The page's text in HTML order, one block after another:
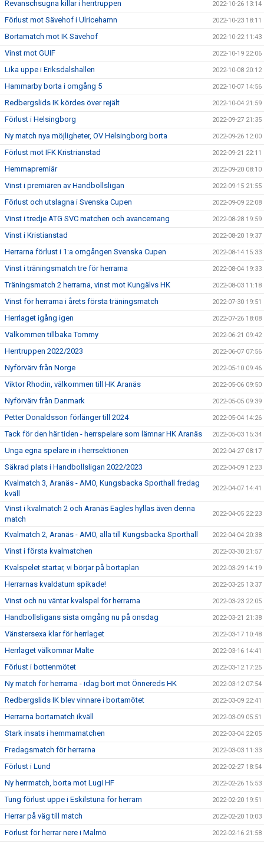
Revanschsugna killar i herrtruppen 2022-10-26 13:14
Förlust mot Sävehof i Ulricehamn 2022-10-23 18:11
Bortamatch mot IK Sävehof 2022-10-22 11:43
Vinst mot GUIF 2022-10-19 22:06
Lika uppe i Eriksdalshallen 2022-10-08 20:12
Hammarby borta i omgång 5 2022-10-07 14:56
Redbergslids IK kördes över rejält 2022-10-04 21:59
Förlust i Helsingborg 2022-09-27 21:35
Ny match nya möjligheter, OV Helsingborg borta 2022-09-26 12:00
Förlust mot IFK Kristrianstad 2022-09-21 22:11
Hemmapremiär 2022-09-20 08:10
Vinst i premiären av Handbollsligan 2022-09-15 21:55
Förlust och utslagna i Svenska Cupen 2022-09-09 22:08
Vinst i tredje ATG SVC matchen och avancemang 2022-08-28 19:59
Vinst i Kristianstad 2022-08-20 19:37
Herrarna förlust i 1:a omgången Svenska Cupen 2022-08-14 15:33
Vinst i träningsmatch tre för herrarna 2022-08-04 19:33
Träningsmatch 2 herrarna, vinst mot Kungälvs HK 2022-08-03 11:18
Vinst för herrarna i årets första träningsmatch 2022-07-30 19:51
Herrlaget igång igen 2022-07-26 18:08
Välkommen tillbaka Tommy 2022-06-21 09:42
Herrtruppen 2022/2023 2022-06-07 07:56
Nyförvärv från Norge 2022-05-10 09:46
Viktor Rhodin, välkommen till HK Aranäs 2022-05-06 09:50
Nyförvärv från Danmark 2022-05-05 09:39
Petter Donaldsson förlänger till 2024 2022-05-04 14:26
Tack för den här tiden - herrspelare som lämnar HK Aranäs 2022-05-03 15:34
Unga egna spelare in i herrsektionen 2022-04-27 08:17
Säkrad plats i Handbollsligan 2022/2023 2022-04-09 12:23
Kvalmatch 3, Aranäs - AMO, Kungsbacka Sporthall fredag
kväll
2022-04-07 14:41
Vinst i kvalmatch 2 och Aranäs Eagles hyllas även denna
match
2022-04-05 22:23
Kvalmatch 2, Aranäs - AMO, alla till Kungsbacka Sporthall 2022-04-04 20:38
Vinst i första kvalmatchen 2022-03-30 21:57
Kvalspelet startar, vi börjar på bortaplan 2022-03-29 14:19
Herrarnas kvaldatum spikade! 2022-03-25 13:37
Vinst och nu väntar kvalspel för herrarna 2022-03-23 22:05
Handbollsligans sista omgång nu på onsdag 2022-03-21 21:38
Vänstersexa klar för herrlaget 2022-03-17 10:48
Herrlaget välkomnar Malte 2022-03-16 14:41
Förlust i bottenmötet 2022-03-12 17:25
Ny match för herrarna - idag bort mot Önnereds HK 2022-03-12 07:54
Redbergslids IK blev vinnare i bortamötet 2022-03-09 22:41
Herrarna bortamatch ikväll 2022-03-09 05:51
Stark insats i hemmamatchen 2022-03-04 22:05
Fredagsmatch för herrarna 2022-03-03 11:33
Förlust i Lund 2022-02-27 18:54
Ny herrmatch, borta mot Lugi HF 2022-02-26 15:53
Tung förlust uppe i Eskilstuna för herrarn 2022-02-20 19:51
Herrar på väg till match 2022-02-20 10:03
Förlust för herrar nere i Malmö 2022-02-16 21:58